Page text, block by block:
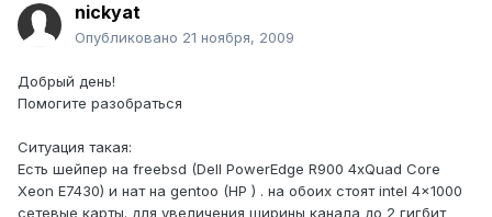
nickyat
Опубликовано 21 ноября, 2009
Добрый день!
Помогите разобраться
Ситуация такая:
Есть шейпер на freebsd (Dell PowerEdge R900 4xQuad Core
Xeon E7430) и нат на gentoo (HP ) . на обоих стоят intel 4x1000
сетевые карты. для увеличения ширины канала до 2 гигбит